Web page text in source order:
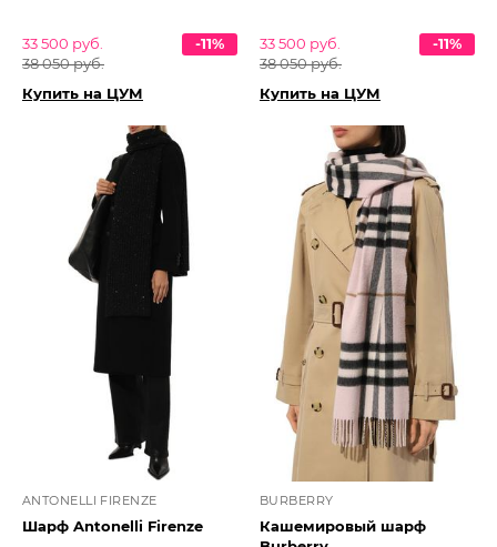
33 500 руб.
38 050 руб.
-11%
Купить на ЦУМ
33 500 руб.
38 050 руб.
-11%
Купить на ЦУМ
ANTONELLI FIRENZE
Шарф Antonelli Firenze
BURBERRY
Кашемировый шарф